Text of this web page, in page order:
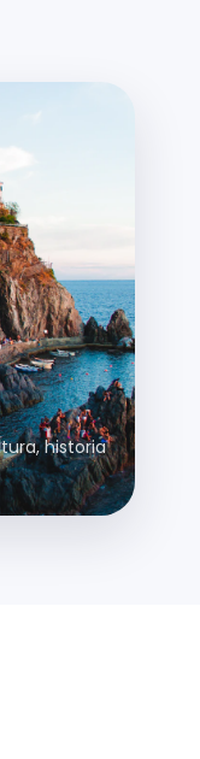
historia